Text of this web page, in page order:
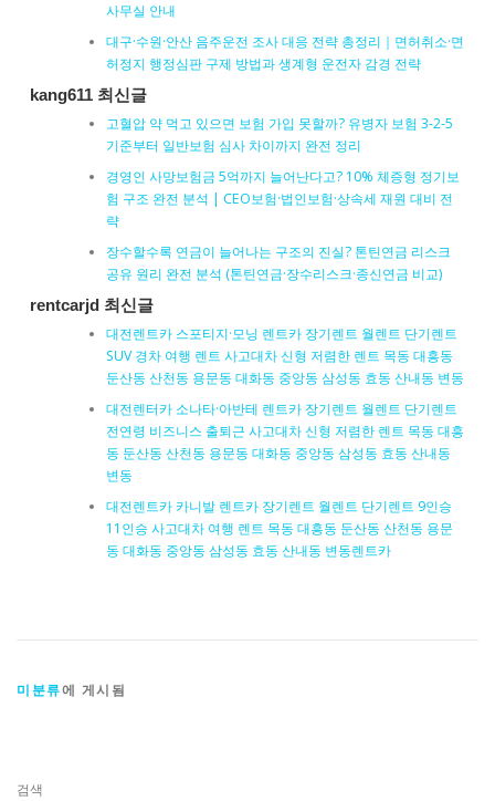
사무실 안내
대구·수원·안산 음주운전 조사 대응 전략 총정리｜면허취소·면
허정지 행정심판 구제 방법과 생계형 운전자 감경 전략
kang611 최신글
고혈압 약 먹고 있으면 보험 가입 못할까? 유병자 보험 3-2-5
기준부터 일반보험 심사 차이까지 완전 정리
경영인 사망보험금 5억까지 늘어난다고? 10% 체증형 정기보
험 구조 완전 분석 | CEO보험·법인보험·상속세 재원 대비 전
략
장수할수록 연금이 늘어나는 구조의 진실? 톤틴연금 리스크
공유 원리 완전 분석 (톤틴연금·장수리스크·종신연금 비교)
rentcarjd 최신글
대전렌트카 스포티지·모닝 렌트카 장기렌트 월렌트 단기렌트
SUV 경차 여행 렌트 사고대차 신형 저렴한 렌트 목동 대흥동
둔산동 산천동 용문동 대화동 중앙동 삼성동 효동 산내동 변동
대전렌터카 소나타·아반테 렌트카 장기렌트 월렌트 단기렌트
전연령 비즈니스 출퇴근 사고대차 신형 저렴한 렌트 목동 대흥
동 둔산동 산천동 용문동 대화동 중앙동 삼성동 효동 산내동
변동
대전렌트카 카니발 렌트카 장기렌트 월렌트 단기렌트 9인승
11인승 사고대차 여행 렌트 목동 대흥동 둔산동 산천동 용문
동 대화동 중앙동 삼성동 효동 산내동 변동렌트카
미분류에 게시됨
검색